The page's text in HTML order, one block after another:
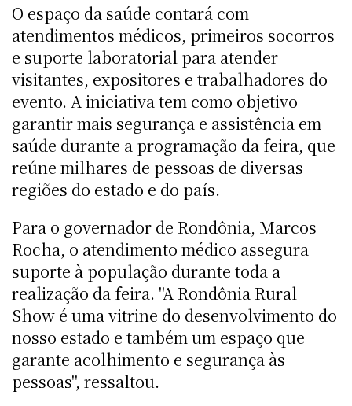
O espaço da saúde contará com
atendimentos médicos, primeiros socorros
e suporte laboratorial para atender
visitantes, expositores e trabalhadores do
evento. A iniciativa tem como objetivo
garantir mais segurança e assistência em
saúde durante a programação da feira, que
reúne milhares de pessoas de diversas
regiões do estado e do país.
Para o governador de Rondônia, Marcos
Rocha, o atendimento médico assegura
suporte à população durante toda a
realização da feira. "A Rondônia Rural
Show é uma vitrine do desenvolvimento do
nosso estado e também um espaço que
garante acolhimento e segurança às
pessoas", ressaltou.